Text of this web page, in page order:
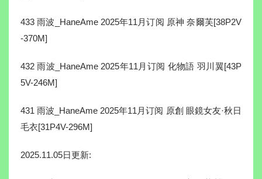
433 雨波_HaneAme 2025年11月订阅 原神 奈爾芙[38P2V
-370M]
432 雨波_HaneAme 2025年11月订阅 化物語 羽川翼[43P
5V-246M]
431 雨波_HaneAme 2025年11月订阅 原創 眼鏡女友·秋日
毛衣[31P4V-296M]
2025.11.05日更新: